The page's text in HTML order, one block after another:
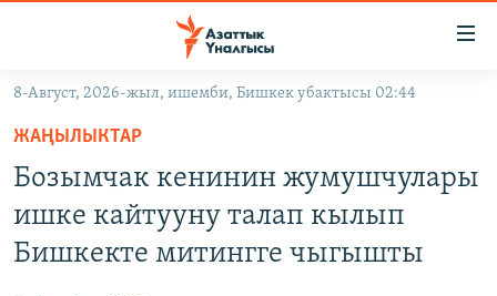
Навигацияга
өтүңүз
Издөөгө
салыңыз
УКРАИНА
8-Август, 2026-жыл, ишемби, Бишкек убактысы 02:44
ЖАҢЫЛЫКТАР
Бозымчак кенинин жумушчулары
ишке кайтууну талап кылып
Бишкекте митингге чыгышты